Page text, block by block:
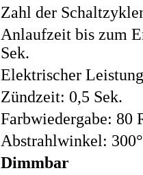
Zahl der
Anlaufzeit bis zum
Sek.
Elektrischer
Zündzeit: 0,5 Sek.
Farbwiedergabe: 80
Abstrahlwinkel: 300°
Dimmbar